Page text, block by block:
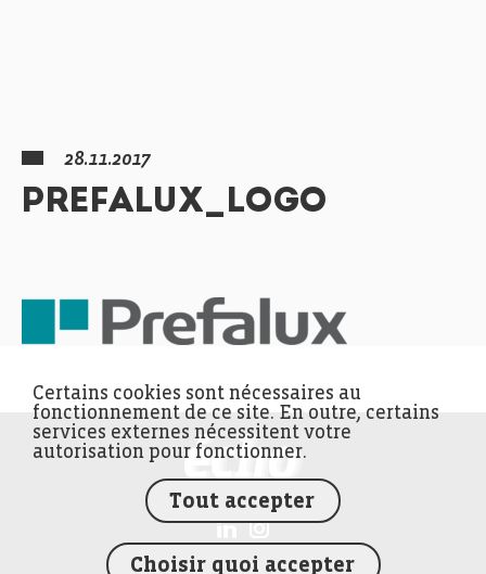
28.11.2017
PREFALUX_LOGO
FEDIL écho
Certains cookies sont nécessaires au
fonctionnement de ce site. En outre, certains
services externes nécessitent votre
autorisation pour fonctionner.
Tout accepter
Choisir quoi accepter